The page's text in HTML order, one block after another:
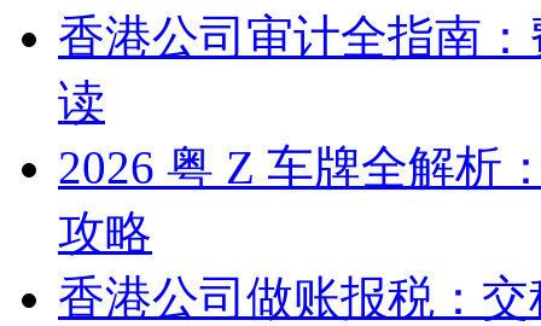
香港公司审计全指南
读
2026 粤 Z 车牌全解析
攻略
香港公司做账报税：